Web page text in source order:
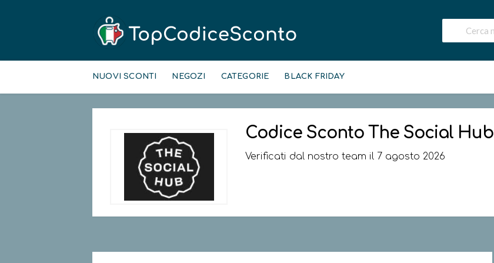
to
NUOVI SCONTI NEGOZI CATEGORIE BLACK FRIDAY
Codice Sconto The Social Hub
Verificati dal nostro team il 7 agosto 2026